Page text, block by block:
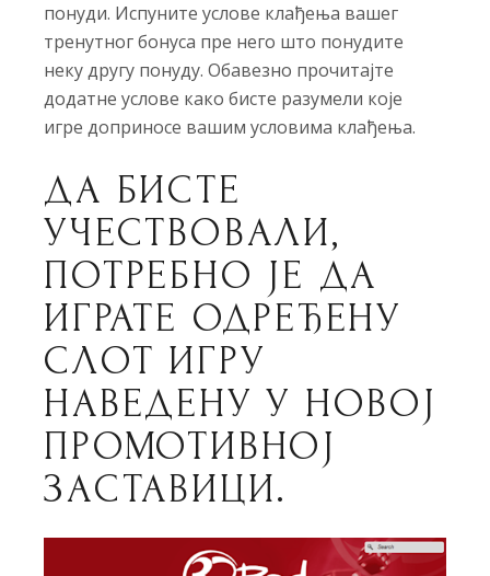
понуди. Испуните услове клађења вашег
тренутног бонуса пре него што понудите
неку другу понуду. Обавезно прочитајте
додатне услове како бисте разумели које
игре доприносе вашим условима клађења.
ДА БИСТЕ
УЧЕСТВОВАЛИ,
ПОТРЕБНО ЈЕ ДА
ИГРАТЕ ОДРЕЂЕНУ
СЛОТ ИГРУ
НАВЕДЕНУ У НОВОЈ
ПРОМОТИВНОЈ
ЗАСТАВИЦИ.